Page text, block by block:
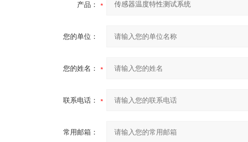
产品：
您的单位：
您的姓名：
联系电话：
常用邮箱：